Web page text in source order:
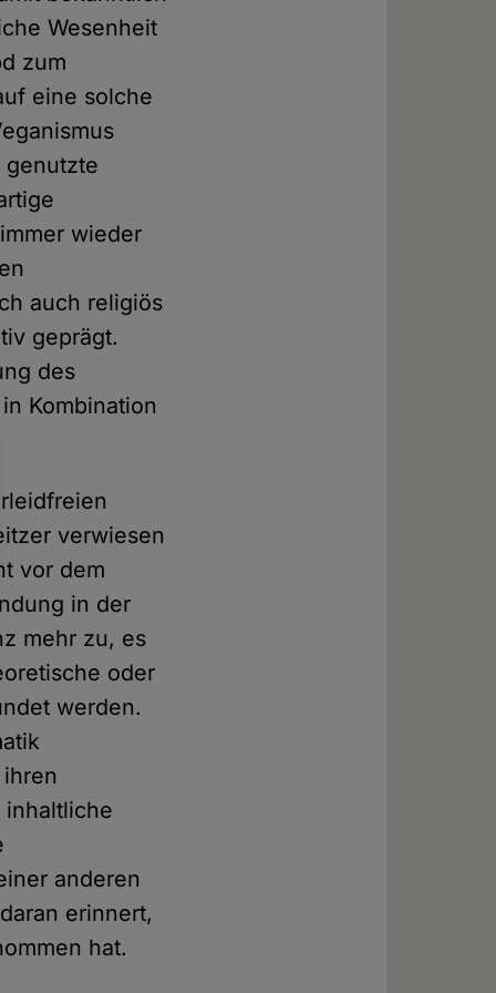
Wesenheit
zum
eine solche
genutzte
wieder
auch religiös
geprägt.
des
Kombination
verwiesen
vor dem
in der
mehr zu, es
oder
werden.
anderen
erinnert,
hat.